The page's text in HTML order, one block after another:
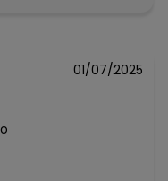
oferecido em
disponível.
01/07/2025